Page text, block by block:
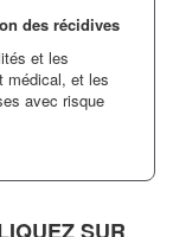
des récidives
et les
médical, et les
avec risque